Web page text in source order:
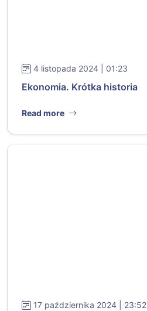
4 listopada 2024 | 01:23
Ekonomia. Krótka historia
Read more
17 października 2024 | 23:52